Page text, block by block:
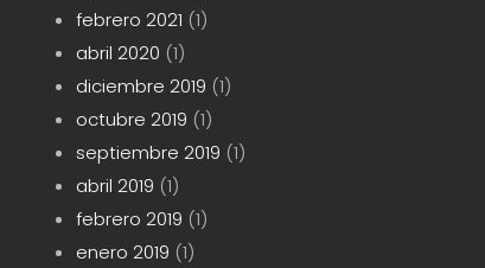
febrero 2021 (1)
abril 2020 (1)
diciembre 2019 (1)
octubre 2019 (1)
septiembre 2019 (1)
abril 2019 (1)
febrero 2019 (1)
enero 2019 (1)